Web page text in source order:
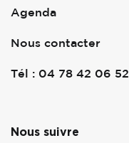
Agenda
Nous contacter
Tél : 04 78 42 06 52
Nous suivre